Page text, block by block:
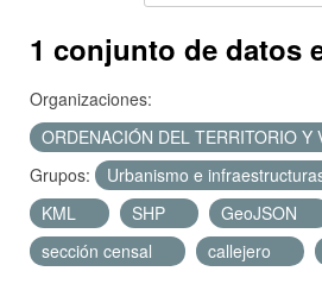
Acerca de
1 conjunto de datos
Organizaciones:
ORDENACIÓN DEL TERRITORIO Y
Grupos:
Urbanismo e
KML
SHP GeoJSON
sección censal
callejero